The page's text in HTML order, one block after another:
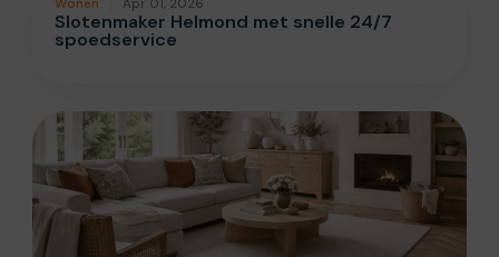
Slotenmaker Helmond met snelle 24/7
spoedservice